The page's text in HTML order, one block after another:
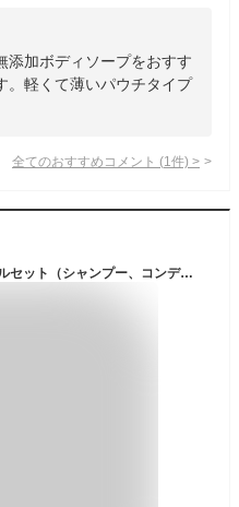
添加ボディソープをおすす
。軽くて薄いパウチタイプ
全てのおすすめコメント (1 件) >
LJ85 ライオン 旅の植物物語 トラベルセット（シャンプー、コンディショナー、ボディソープ、洗顔フォーム）【AP】